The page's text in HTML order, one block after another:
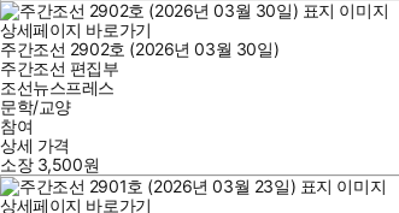
상세페이지 바로가기
주간조선 2902호 (2026년 03월 30일)
주간조선 편집부
조선뉴스프레스
문학/교양
참여
상세 가격
소장 3,500원
상세페이지 바로가기